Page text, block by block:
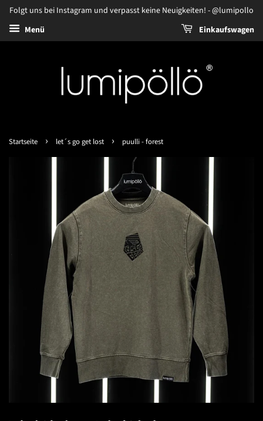
Folgt uns bei Instagram und verpasst keine Neuigkeiten! - @lumipollo
Menü
Einkaufswagen
Startseite › let´s go get lost › puulli - forest